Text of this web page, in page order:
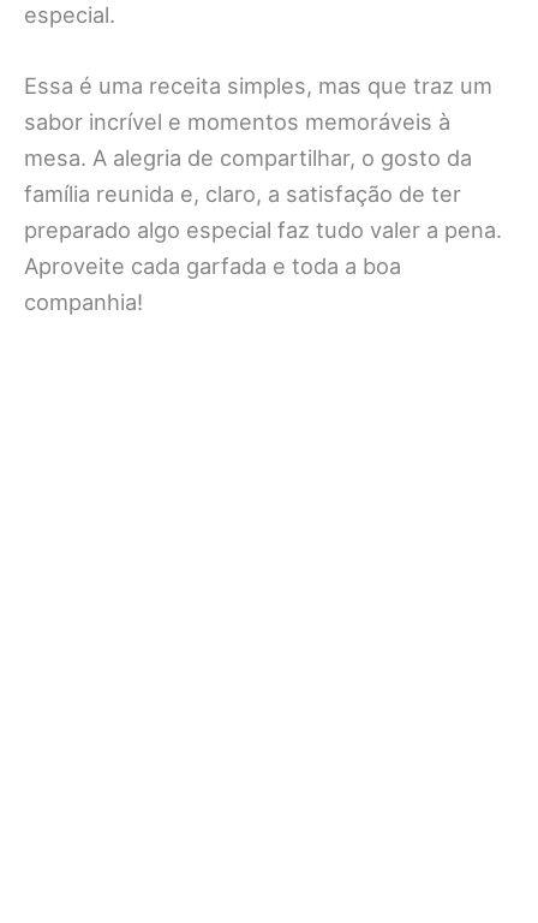
especial.
Essa é uma receita simples, mas que traz um
sabor incrível e momentos memoráveis à
mesa. A alegria de compartilhar, o gosto da
família reunida e, claro, a satisfação de ter
preparado algo especial faz tudo valer a pena.
Aproveite cada garfada e toda a boa
companhia!